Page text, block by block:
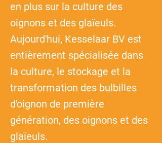
en plus sur la culture des
oignons et des glaïeuls.
Aujourd'hui, Kesselaar BV est
entièrement spécialisée dans
la culture, le stockage et la
transformation des bulbilles
d'oignon de première
génération, des oignons et des
glaïeuls.